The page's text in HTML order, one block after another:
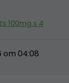
100mg x 4
om 04:08